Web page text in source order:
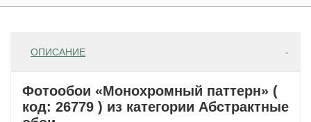
ОПИСАНИЕ
Фотообои «Монохромный паттерн» (
код: 26779 ) из категории Абстрактные